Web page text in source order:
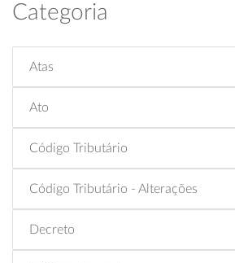
Categoria
Atas
Ato
Código Tributário
Código Tributário - Alterações
Decreto